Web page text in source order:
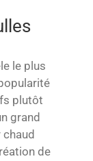
le plus
plutôt
grand
de